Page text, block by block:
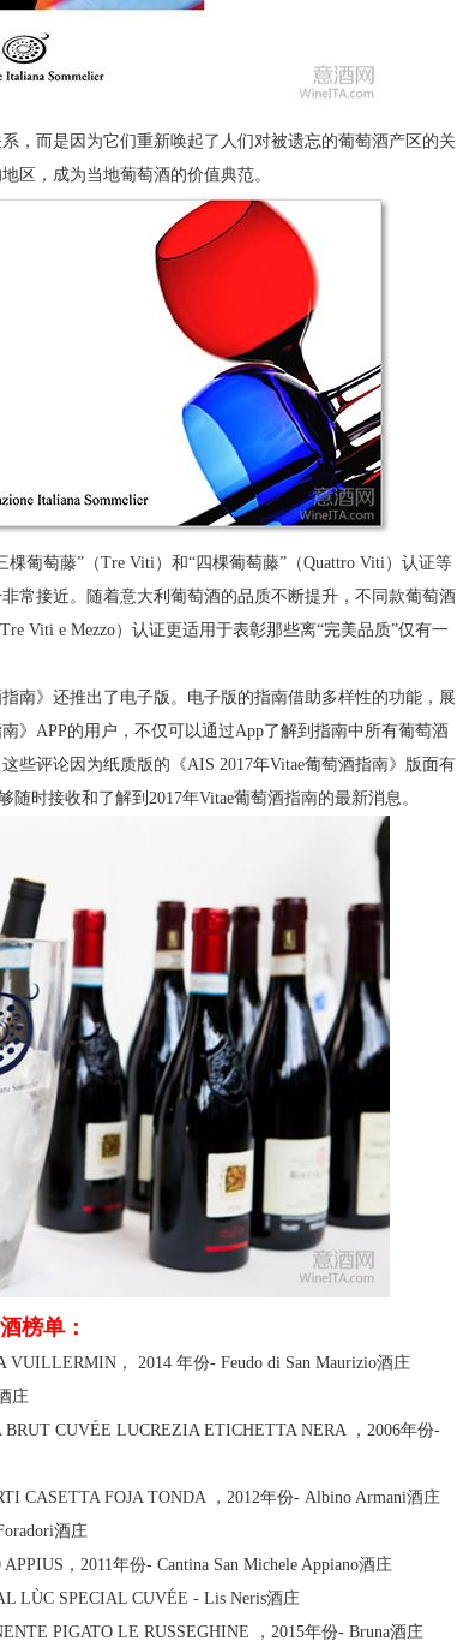
而是因为它们重新唤起了人们对被遗忘的葡萄酒产区的关
区，成为当地葡萄酒的价值典范。
葡萄藤”（Tre Viti）和“四棵葡萄藤”（Quattro Viti）认证等
常接近。随着意大利葡萄酒的品质不断提升，不同款葡萄酒
Viti e Mezzo）认证更适用于表彰那些离“完美品质”仅有一
》还推出了电子版。电子版的指南借助多样性的功能，展
》APP的用户，不仅可以通过App了解到指南中所有葡萄酒
些评论因为纸质版的《AIS 2017年Vitae葡萄酒指南》版面有
时接收和了解到2017年Vitae葡萄酒指南的最新消息。
榜单：
VUILLERMIN， 2014 年份- Feudo di San Maurizio酒庄
庄
CUVÉE LUCREZIA ETICHETTA NERA ，2006年份-
CASETTA FOJA TONDA ，2012年份- Albino Armani酒庄
酒庄
，2011年份- Cantina San Michele Appiano酒庄
LÙC SPECIAL CUVÉE - Lis Neris酒庄
PIGATO LE RUSSEGHINE ，2015年份- Bruna酒庄